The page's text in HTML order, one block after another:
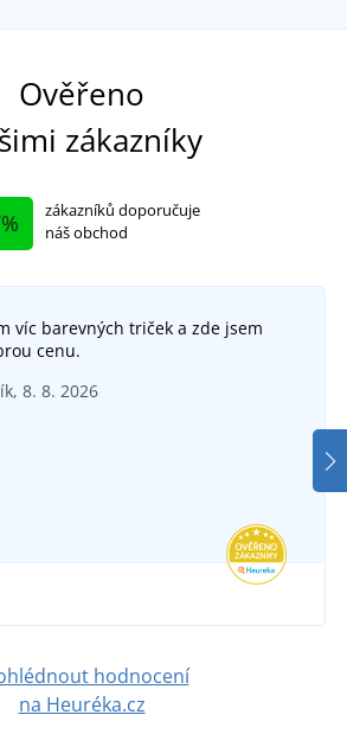
+3
sportovní mikina Direct
688 Kč
Ověřeno
zákazníky
zákazníků doporučuje
náš obchod
víc barevných triček a zde jsem
cenu.
8. 8. 2026
hodnocení
na Heuréka.cz